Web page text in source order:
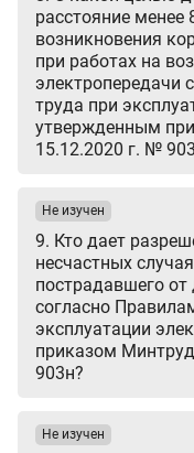
расстояние менее
возникновения
при работах на
электропередачи
труда при
утвержденным
15.12.2020 г. №
9. Кто дает
несчастных
пострадавшего от
согласно
эксплуатации
приказом
903н?
Не изучен
Не изучен